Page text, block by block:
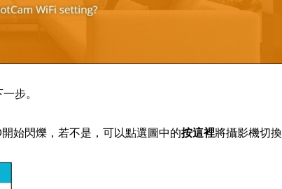
步。
始閃爍，若不是，可以點選圖中的按這裡將攝影機切換